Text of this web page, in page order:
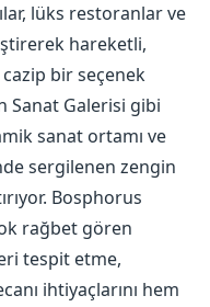
lüks restoranlar ve
hareketli,
bir seçenek
Sanat Galerisi gibi
sanat ortamı ve
sergilenen zengin
Bosphorus
rağbet gören
tespit etme,
ihtiyaçlarını hem